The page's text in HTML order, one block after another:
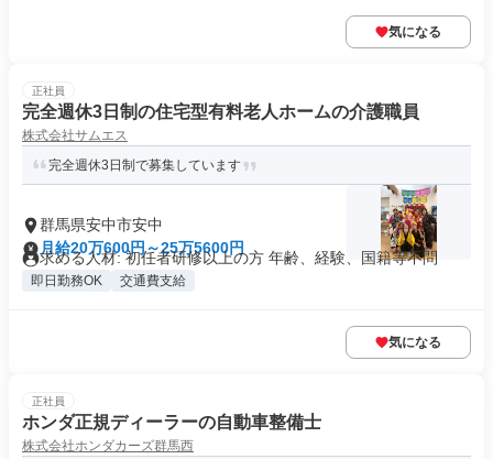
気になる
正社員
完全週休3日制の住宅型有料老人ホームの介護職員
株式会社サムエス
完全週休3日制で募集しています
群馬県安中市安中
月給20万600円～25万5600円
求める人材: 初任者研修以上の方 年齢、経験、国籍等不問
即日勤務OK 交通費支給
気になる
正社員
ホンダ正規ディーラーの自動車整備士
株式会社ホンダカーズ群馬西